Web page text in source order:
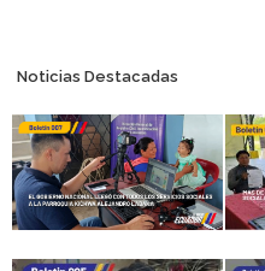
Posts
navigation
Noticias Destacadas